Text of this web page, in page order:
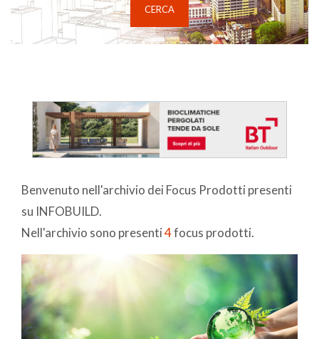
Benvenuto nell'archivio dei Focus Prodotti presenti
su INFOBUILD.
Nell'archivio sono presenti4focus prodotti.